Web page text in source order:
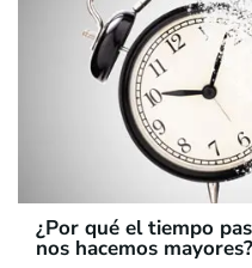
¿Por qué el tiempo
nos hacemos mayores?